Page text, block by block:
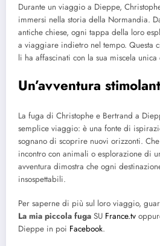
Durante un viaggio a Dieppe,
immersi nella storia della Normandia.
antiche chiese, ogni tappa della loro
a viaggiare indietro nel tempo. Questa
li ha affascinati con la sua miscela
Un’avventura
La fuga di Christophe e Bertrand a
semplice viaggio: è una fonte di
sognano di scoprire nuovi orizzonti.
incontro con animali o esplorazione di
avventura dimostra che ogni
insospettabili.
Per saperne di più sul loro viaggio,
La mia piccola fuga SU France.tv
Dieppe in poi Facebook.